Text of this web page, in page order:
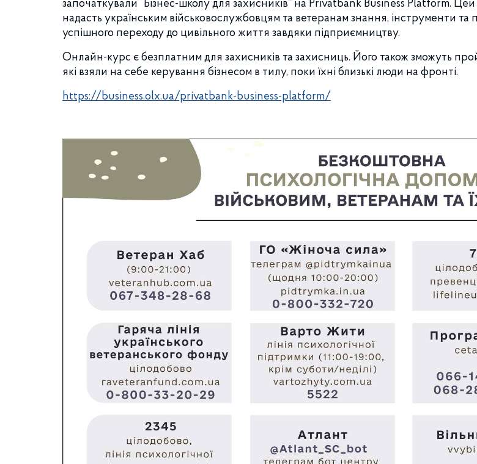
започаткували “Бізнес-школу для захисників” на Privatbank Business Platform. Цей
надасть українським військовослужбовцям та ветеранам знання, інструменти та
успішного переходу до цивільного життя завдяки підприємництву.
Онлайн-курс є безплатним для захисників та захисниць. Його також зможуть
які взяли на себе керування бізнесом в тилу, поки їхні близькі люди на фронті.
https://business.olx.ua/privatbank-business-platform/